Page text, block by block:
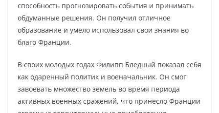
способность прогнозировать события и принимать
обдуманные решения. Он получил отличное
образование и умело использовал свои знания во
благо Франции.
В своих молодых годах Филипп Бледный показал себя
как одаренный политик и военачальник. Он смог
завоевать множество земель во время периода
активных военных сражений, что принесло Франции